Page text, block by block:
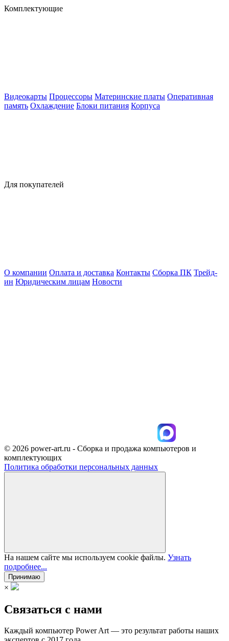
Комплектующие
Видеокарты Процессоры Материнские платы Оперативная
память Охлаждение Блоки питания Корпуса
Для покупателей
О компании Оплата и доставка Контакты Сборка ПК Трейд-
ин Юридическим лицам Новости
© 2026 power-art.ru - Сборка и продажа компьютеров и
комплектующих
Политика обработки персональных данных
На нашем сайте мы используем cookie файлы. Узнать
подробнее...
Принимаю
×
Связаться с нами
Каждый компьютер Power Art — это результат работы наших